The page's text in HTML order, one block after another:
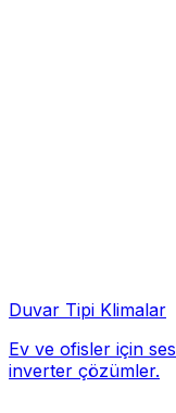
Duvar Tipi Klimalar
Ev ve ofisler için
inverter çözümler.